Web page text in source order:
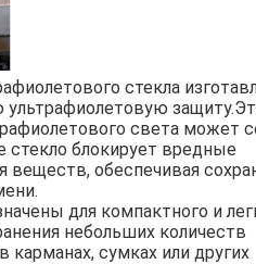
стекла
ультрафиолетовую
света может
блокирует вредные
веществ, обеспечивая
для компактного и
небольших количеств
сумках или других